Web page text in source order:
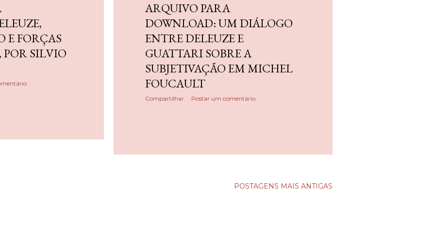
E FORÇAS
SILVIO
ARQUIVO PARA
DOWNLOAD: UM DIÁLOGO
ENTRE DELEUZE E
GUATTARI SOBRE A
SUBJETIVAÇÃO EM MICHEL
FOUCAULT
Compartilhar Postar um comentário
POSTAGENS MAIS ANTIGAS